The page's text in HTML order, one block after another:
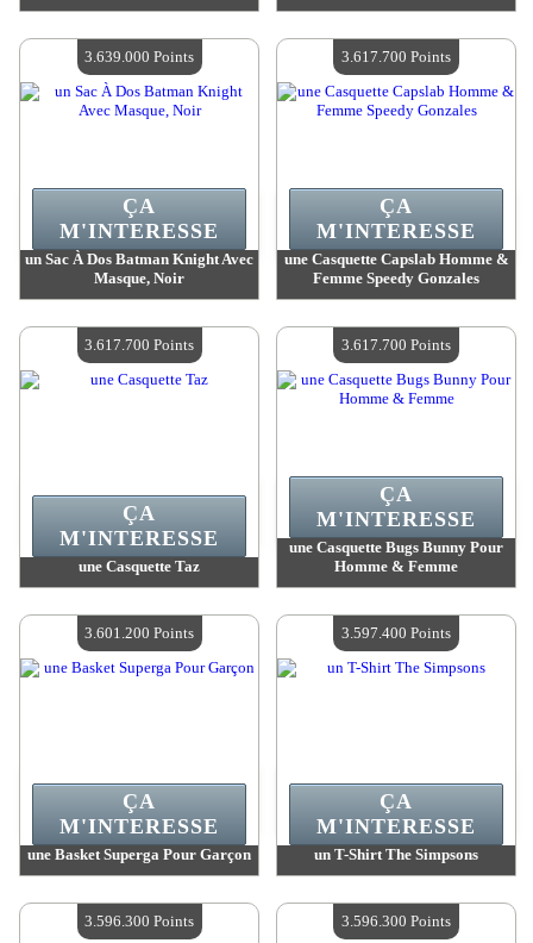
Quantité Disponible :4
Quantité Disponible :4
un Sac À Dos Batman Knight Avec
Masque, Noir
Quantité Disponible :4
ÇA
M'INTERESSE
3.639.000 Points
une Casquette Capslab Homme &
Femme Speedy Gonzales
Quantité Disponible :4
ÇA
M'INTERESSE
3.617.700 Points
une Casquette Taz
Quantité Disponible :4
ÇA
M'INTERESSE
3.617.700 Points
une Casquette Bugs Bunny Pour
Homme & Femme
Quantité Disponible :4
ÇA
M'INTERESSE
3.617.700 Points
une Basket Superga Pour Garçon
Quantité Disponible :4
ÇA
M'INTERESSE
3.601.200 Points
un T-Shirt The Simpsons
Quantité Disponible :4
ÇA
M'INTERESSE
3.597.400 Points
3.596.300 Points 3.596.300 Points